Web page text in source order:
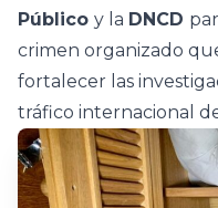
Público y la DNCD
crimen organizado
fortalecer las
tráfico internacional